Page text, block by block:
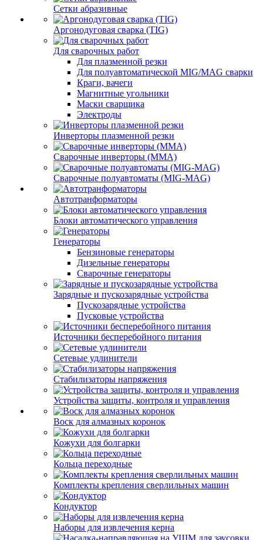
Сетки абразивные
Аргонодуговая сварка (TIG)
Для сварочных работ
Для плазменной резки
Для полуавтоматической MIG/MAG сварки
Краги, вачеги
Магнитные угольники
Маски сварщика
Электроды
Инверторы плазменной резки
Сварочные инверторы (MMA)
Сварочные полуавтоматы (MIG-MAG)
Автотранформаторы
Блоки автоматического управления
Генераторы
Бензиновые генераторы
Дизельные генераторы
Сварочные генераторы
Зарядные и пускозарядные устройства
Пускозарядные устройства
Пусковые устройства
Источники бесперебойного питания
Сетевые удлинители
Стабилизаторы напряжения
Устройства защиты, контроля и управления
Воск для алмазных коронок
Кожухи для болгарки
Кольца переходные
Комплекты крепления сверлильных машин
Кондуктор
Наборы для извлечения керна